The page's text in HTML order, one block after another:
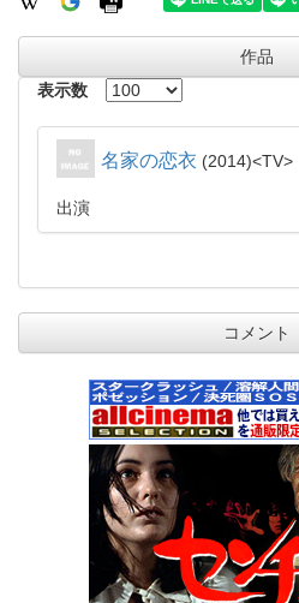
作品
表示数
名家の恋衣 2014 TV
出演
コメント